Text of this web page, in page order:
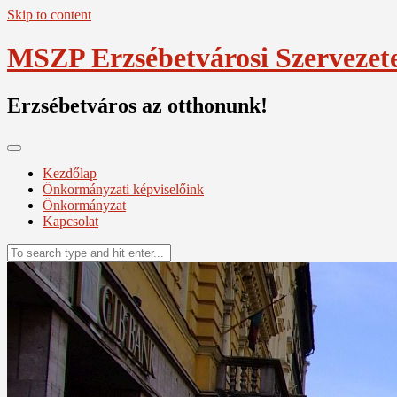
Skip to content
MSZP Erzsébetvárosi
Erzsébetváros az otthonunk!
Kezdőlap
Önkormányzati képviselőink
Önkormányzat
Kapcsolat